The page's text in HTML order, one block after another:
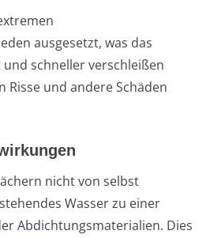
ausgesetzt, was das
schneller verschleißen
Risse und andere Schäden
nicht von selbst
Wasser zu einer
Abdichtungsmaterialien. Dies